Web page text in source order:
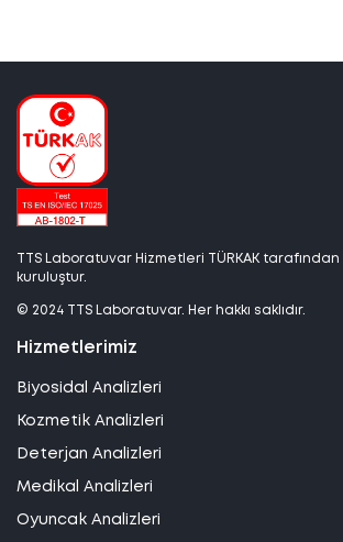
TTS Laboratuvar Hizmetleri TÜRKAK
kuruluştur.
© 2024 TTS Laboratuvar. Her hakkı saklıdır.
Hizmetlerimiz
Biyosidal Analizleri
Kozmetik Analizleri
Deterjan Analizleri
Medikal Analizleri
Oyuncak Analizleri